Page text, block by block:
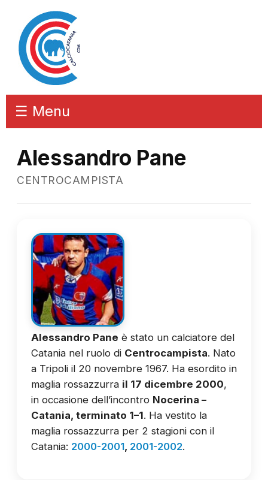
☰ Menu
Alessandro Pane
CENTROCAMPISTA
Alessandro Pane è stato un calciatore del
Catania nel ruolo di Centrocampista. Nato
a Tripoli il 20 novembre 1967. Ha esordito in
maglia rossazzurra il 17 dicembre 2000,
in occasione dell’incontro Nocerina –
Catania, terminato 1–1. Ha vestito la
maglia rossazzurra per 2 stagioni con il
Catania: 2000-2001, 2001-2002.